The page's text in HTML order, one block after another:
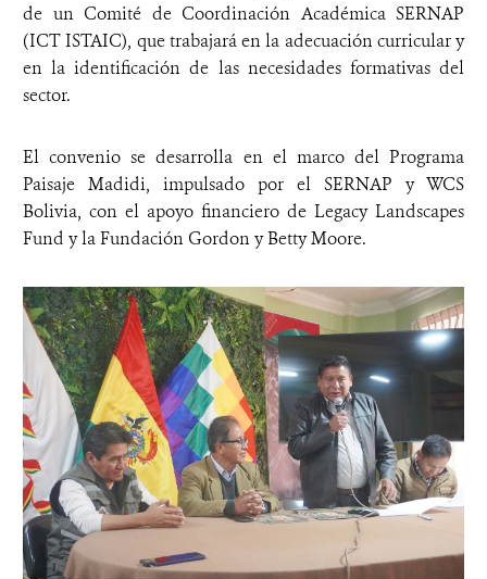
de un Comité de Coordinación Académica SERNAP
(ICT ISTAIC), que trabajará en la adecuación curricular y
en la identificación de las necesidades formativas del
sector.
El convenio se desarrolla en el marco del Programa
Paisaje Madidi, impulsado por el SERNAP y WCS
Bolivia, con el apoyo financiero de Legacy Landscapes
Fund y la Fundación Gordon y Betty Moore.